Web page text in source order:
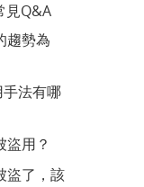
見Q&A
趨勢為
手法有哪
盜用？
盜了，該